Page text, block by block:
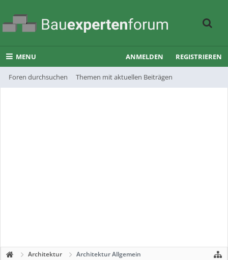
MENU
Foren durchsuchen Themen mit aktuellen Beiträgen
ANMELDEN REGISTRIEREN
Architektur Architektur Allgemein